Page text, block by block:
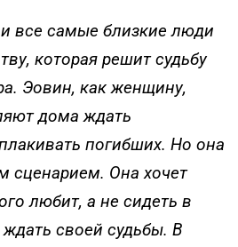
все самые близкие люди
которая решит судьбу
Эовин, как женщину,
дома ждать
погибших. Но она
сценарием. Она хочет
любит, а не сидеть в
своей судьбы. В